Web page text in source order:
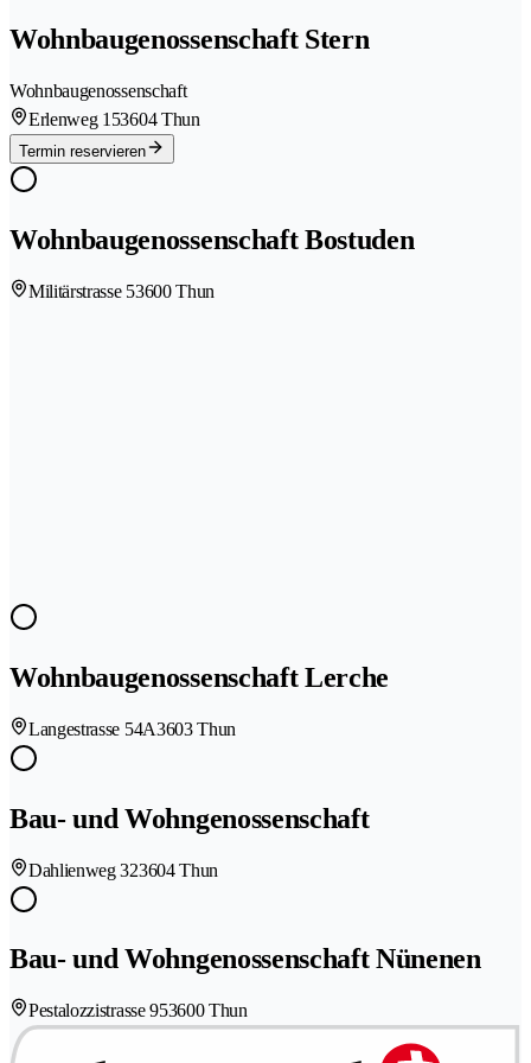
Wohnbaugenossenschaft Stern
Wohnbaugenossenschaft
Erlenweg 153604 Thun
Termin reservieren
Wohnbaugenossenschaft Bostuden
Militärstrasse 53600 Thun
Wohnbaugenossenschaft Lerche
Langestrasse 54A3603 Thun
Bau- und Wohngenossenschaft
Dahlienweg 323604 Thun
Bau- und Wohngenossenschaft Nünenen
Pestalozzistrasse 953600 Thun